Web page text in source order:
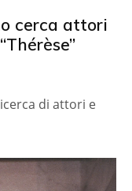
cerca attori
di attori e